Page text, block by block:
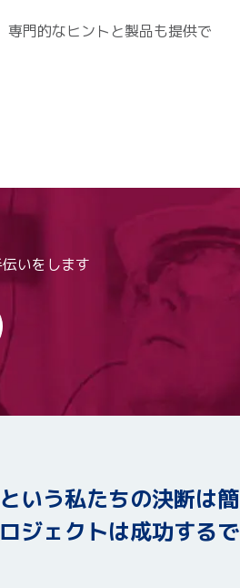
門的なヒントと製品も提供で
いをします
いう私たちの決断は簡
ジェクトは成功するで